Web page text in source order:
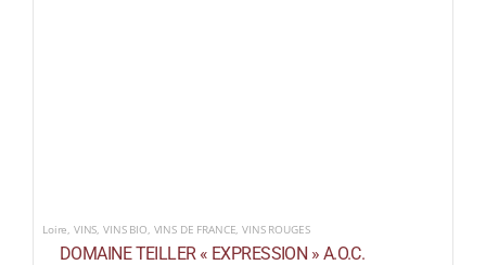
Loire, VINS,VINS BIO, VINS DE FRANCE,VINS ROUGES
DOMAINE TEILLER « EXPRESSION » A.O.C.